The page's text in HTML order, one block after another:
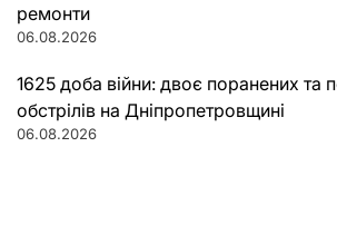
ремонти
06.08.2026
1625 доба війни: двоє поранених та
обстрілів на Дніпропетровщині
06.08.2026